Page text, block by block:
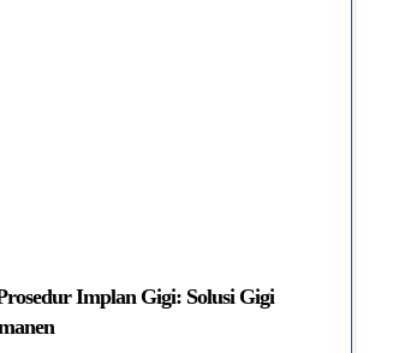
Implan Gigi: Solusi Gigi